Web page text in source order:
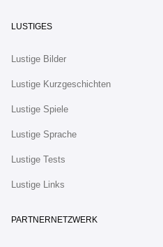
LUSTIGES
Lustige Bilder
Lustige Kurzgeschichten
Lustige Spiele
Lustige Sprache
Lustige Tests
Lustige Links
PARTNERNETZWERK